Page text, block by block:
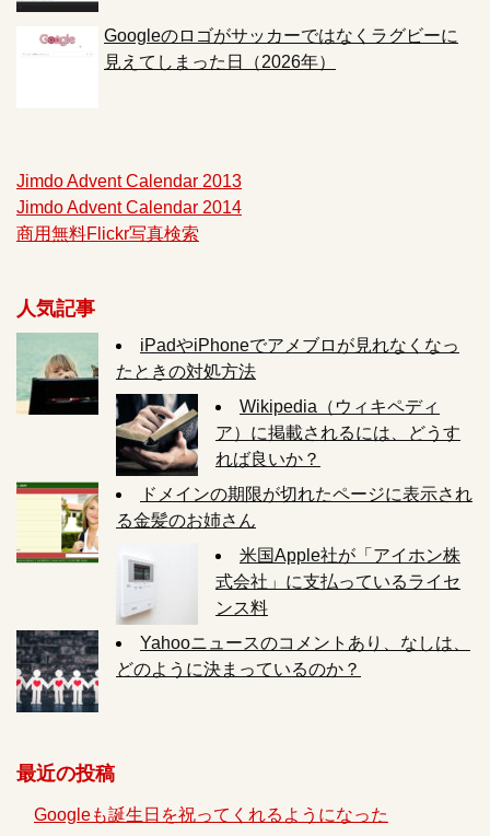
Googleのロゴがサッカーではなくラグビーに
見えてしまった日（2026年）
Jimdo Advent Calendar 2013
Jimdo Advent Calendar 2014
商用無料Flickr写真検索
人気記事
iPadやiPhoneでアメブロが見れなくなっ
たときの対処方法
Wikipedia（ウィキペディ
ア）に掲載されるには、どうす
れば良いか？
ドメインの期限が切れたページに表示され
る金髪のお姉さん
米国Apple社が「アイホン株
式会社」に支払っているライセ
ンス料
Yahooニュースのコメントあり、なしは、
どのように決まっているのか？
最近の投稿
Googleも誕生日を祝ってくれるようになった